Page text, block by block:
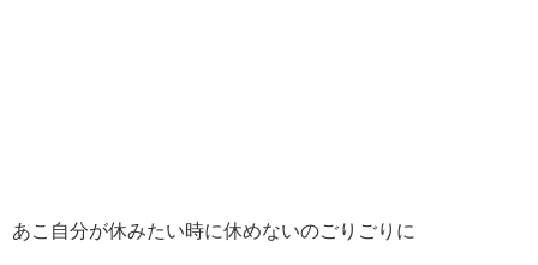
あこ自分が休みたい時に休めないのごりごりに